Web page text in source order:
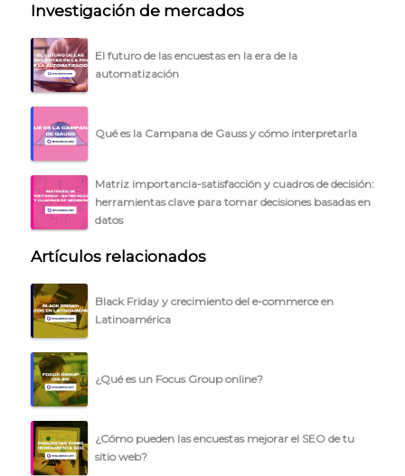
Investigación de mercados
El futuro de las encuestas en la era de la
automatización
Qué es la Campana de Gauss y cómo interpretarla
Matriz importancia-satisfacción y cuadros de decisión:
herramientas clave para tomar decisiones basadas en
datos
Artículos relacionados
Black Friday y crecimiento del e-commerce en
Latinoamérica
¿Qué es un Focus Group online?
¿Cómo pueden las encuestas mejorar el SEO de tu
sitio web?